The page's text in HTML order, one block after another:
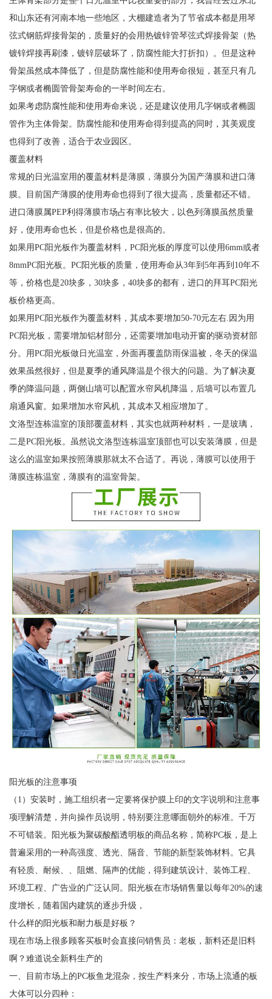
和山东还有河南本地一些地区，大棚建造者为了节省成本都是用琴
弦式钢筋焊接骨架的，质量好的会用热镀锌管琴弦式焊接骨架（热
镀锌焊接再刷漆，镀锌层破坏了，防腐性能大打折扣）。但是这种
骨架虽然成本降低了，但是防腐性能和使用寿命很短，甚至只有几
字钢或者椭圆管骨架寿命的一半时间左右。
如果考虑防腐性能和使用寿命来说，还是建议使用几字钢或者椭圆
管作为主体骨架。防腐性能和使用寿命得到提高的同时，其美观度
也得到了改善，适合于农业园区。
覆盖材料
常规的日光温室用的覆盖材料是薄膜，薄膜分为国产薄膜和进口薄
膜。目前国产薄膜的使用寿命也得到了很大提高，质量都还不错。
进口薄膜属PEP利得薄膜市场占有率比较大，以色列薄膜虽然质量
好，使用寿命也长，但是价格也是很高的。
如果用PC阳光板作为覆盖材料，PC阳光板的厚度可以使用6mm或者
8mmPC阳光板。PC阳光板的质量，使用寿命从3年到5年再到10年不
等，价格也是20块多，30块多，40块多的都有，进口的拜耳PC阳光
板价格更高。
如果用PC阳光板作为覆盖材料，其成本要增加50-70元左右.因为用
PC阳光板，需要增加铝材部分，还需要增加电动开窗的驱动资材部
分。用PC阳光板做日光温室，外面再覆盖防雨保温被，冬天的保温
效果虽然很好，但是夏季的通风降温是个很大的问题。为了解决夏
季的降温问题，两侧山墙可以配置水帘风机降温，后墙可以布置几
扇通风窗。如果增加水帘风机，其成本又相应增加了。
文洛型连栋温室的顶部覆盖材料，其实也就两种材料，一是玻璃，
二是PC阳光板。虽然说文洛型连栋温室顶部也可以安装薄膜，但是
这么的温室如果按照薄膜那就太不合适了。再说，薄膜可以使用于
薄膜连栋温室，薄膜有的温室骨架。
阳光板的注意事项
（1）安装时，施工组织者一定要将保护膜上印的文字说明和注意事
项理解清楚，并向操作员说明，特别要注意哪面朝外的标准。千万
不可错装。阳光板为聚碳酸酯透明板的商品名称，简称PC板，是上
普遍采用的一种高强度、透光、隔音、节能的新型装饰材料。它具
有轻质、耐候、、阻燃、隔声的优能，得到建筑设计、装饰工程、
环境工程、广告业的广泛认同。阳光板在市场销售量以每年20%的速
度增长，随着国内建筑的逐步升级，
什么样的阳光板和耐力板是好板？
现在市场上很多顾客买板时会直接问销售员：老板，新料还是旧料
啊？难道说全新料生产的
一、目前市场上的PC板鱼龙混杂，按生产料来分，市场上流通的板
大体可以分四种：